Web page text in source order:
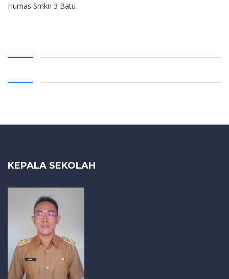
Humas Smkn 3 Batu
KEPALA SEKOLAH